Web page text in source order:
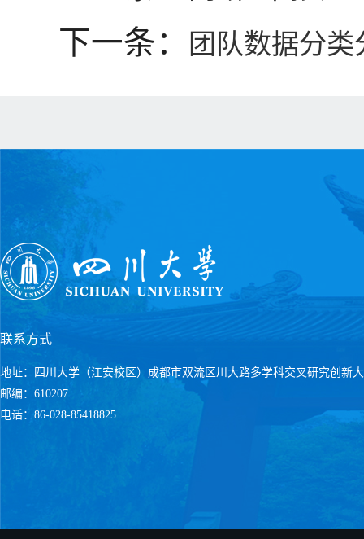
下一条： 团队数据分
联系方式
地址：四川大学（江安校区）成都市双流区川大路多学科交叉研究创新
邮编：610207
电话：86-028-85418825